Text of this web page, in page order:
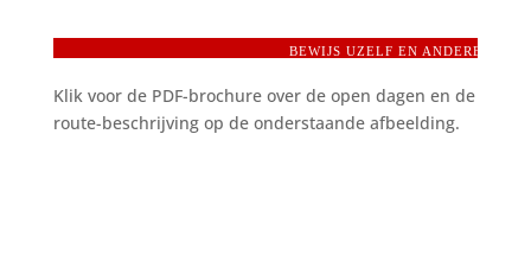
BEWIJS UZELF EN ANDEREN
Klik voor de PDF-brochure over de open dagen en de
route-beschrijving op de onderstaande afbeelding.